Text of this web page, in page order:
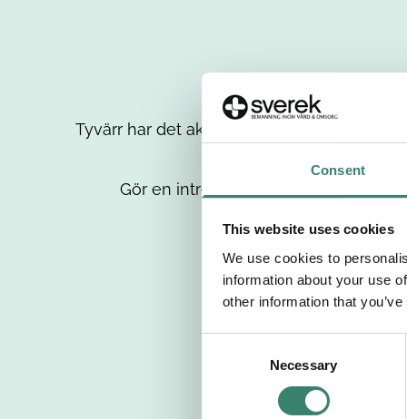
Consent
This website uses cookies
We use cookies to
information about your use
other information that
Necessary
Tyvärr har det aktuella jobbet tagits bort
Gör en intresseanmälan så